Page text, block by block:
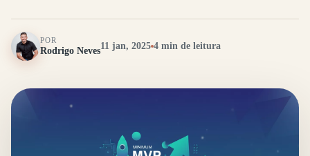
POR
Rodrigo Neves11 jan, 2025 4 min de leitura